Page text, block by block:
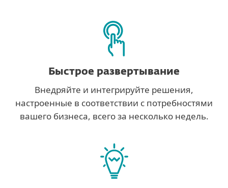
Быстрое развертывание
Внедряйте и интегрируйте решения,
настроенные в соответствии с потребностями
вашего бизнеса, всего за несколько недель.